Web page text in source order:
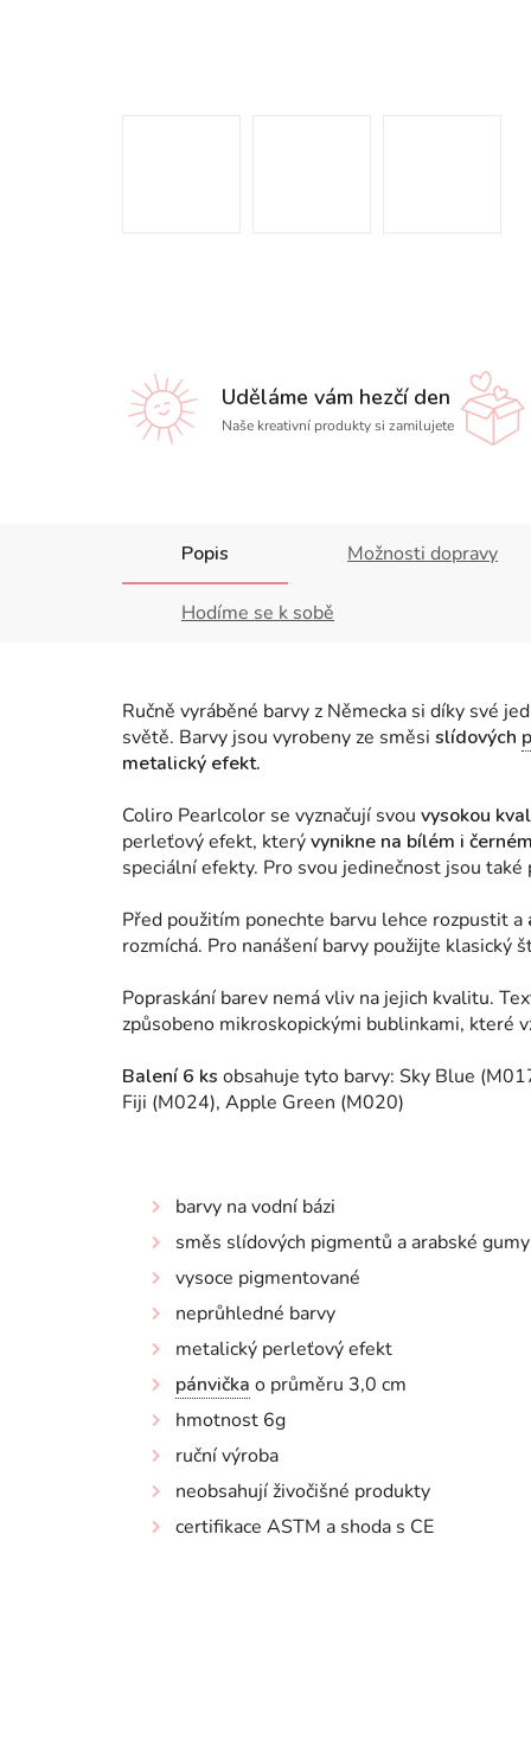
Uděláme vám hezčí den
Naše kreativní produkty si zamilujete
Popis Možnosti dopravy
Hodíme se k sobě
Ručně vyráběné barvy z Německa si díky své
světě. Barvy jsou vyrobeny ze směsi slídových
metalický efekt.
Coliro Pearlcolor se vyznačují svou vysokou
perleťový efekt, kterývynikne na bílém i černém
speciální efekty. Pro svou jedinečnost jsou
Před použitím ponechte barvu lehce rozpustit a
rozmíchá. Pro nanášení barvy použijte klasický
Popraskání barev nemá vliv na jejich kvalitu.
způsobeno mikroskopickými bublinkami, které
Balení 6 ks obsahuje tyto barvy: Sky Blue
Fiji (M024), Apple Green (M020)
barvy na vodní bázi
směs slídových pigmentů a arabské gumy
vysoce pigmentované
neprůhledné barvy
metalický perleťový efekt
pánvička o průměru 3,0 cm
hmotnost 6g
ruční výroba
neobsahují živočišné produkty
certifikace ASTM a shoda s CE